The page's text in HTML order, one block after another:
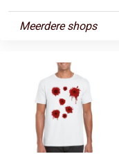
Meerdere shops